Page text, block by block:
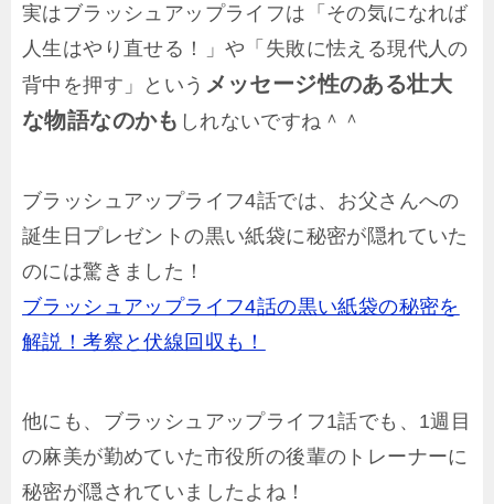
実はブラッシュアップライフは「その気になれば
人生はやり直せる！」や「失敗に怯える現代人の
背中を押す」という メッセージ性のある壮大
な物語なのかも しれないですね＾＾
ブラッシュアップライフ4話では、お父さんへの
誕生日プレゼントの黒い紙袋に秘密が隠れていた
のには驚きました！
ブラッシュアップライフ4話の黒い紙袋の秘密を
解説！考察と伏線回収も！
他にも、ブラッシュアップライフ1話でも、1週目
の麻美が勤めていた市役所の後輩のトレーナーに
秘密が隠されていましたよね！